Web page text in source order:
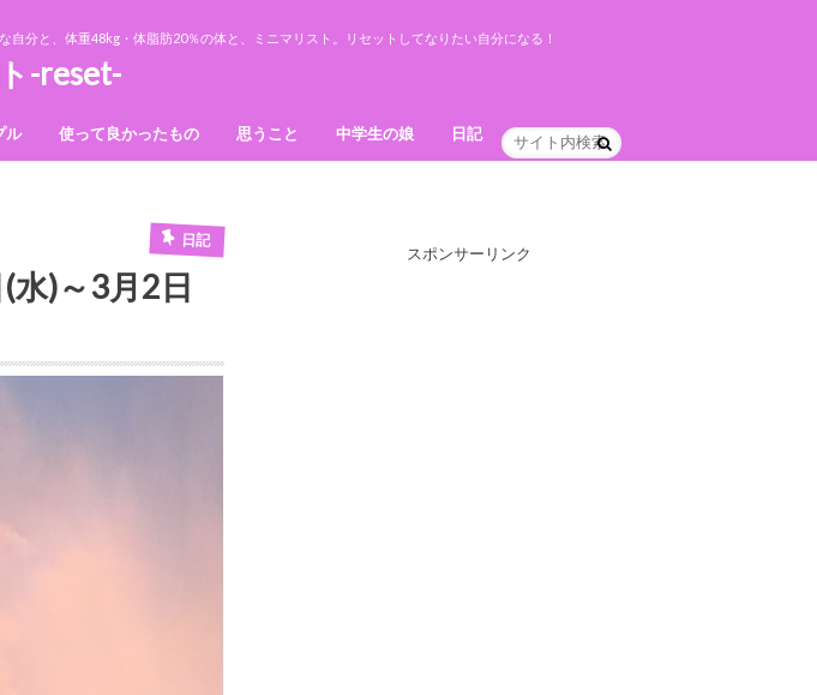
分と、体重48kg・体脂肪20％の体と、ミニマリスト。リセットしてなりたい自分になる！
-reset-
ル 使って良かったもの 思うこと 中学生の娘 日記
日記
)～3月2日
スポンサーリンク